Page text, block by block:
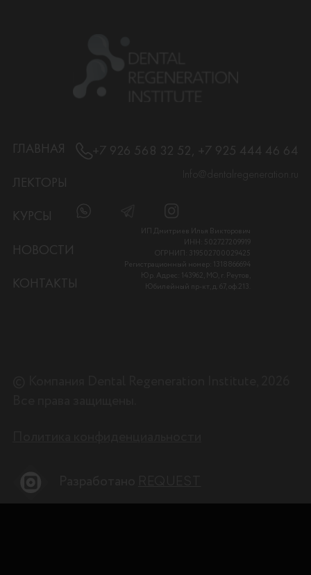
ГЛАВНАЯ
ЛЕКТОРЫ
КУРСЫ
НОВОСТИ
КОНТАКТЫ
+7 926 568 32 52, +7 925 444 46 64
Info@dentalregeneration.ru
ИП Дмитриев Илья Викторович
ИНН: 502727209919
ОГРНИП: 319502700029425
Регистрационный номер: 1318866694
Юр. Адрес: 143962, МО, г. Реутов,
Юбилейный пр-кт, д. 67, оф.213.